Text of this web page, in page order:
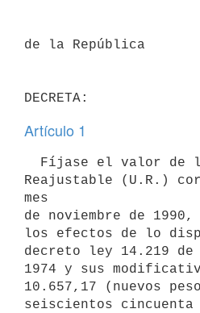
de la República
Artículo 1
Reajustable (U.R.)
mes
de noviembre de
los efectos de lo
decreto ley 14.219
1974 y sus
10.657,17 (nuevos
seiscientos